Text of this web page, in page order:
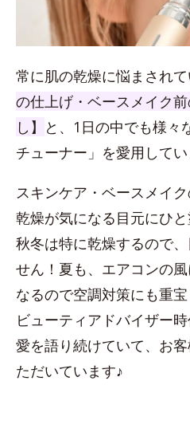
常に肌の乾燥に悩まされ
の仕上げ・ベースメイク
し】
と、1日の中でも様々
チューナー」を愛用してい
スキンケア・ベースメイク
乾燥が気になる目元にひと
秋冬は特に乾燥するので
せん！夏も、エアコンの
なるので空調対策にも重宝
ビューティアドバイザー
愛を語り続けていて、お
ただいています♪